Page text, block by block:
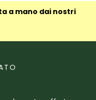
a mano dai nostri